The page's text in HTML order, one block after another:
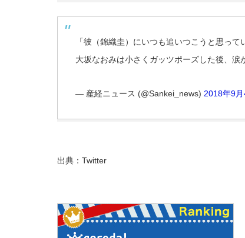
「彼（錦織圭）にいつも追いつこうと思って
大坂なおみは小さくガッツポーズした後、涙
— 産経ニュース (@Sankei_news) 2018年9月
出典：Twitter